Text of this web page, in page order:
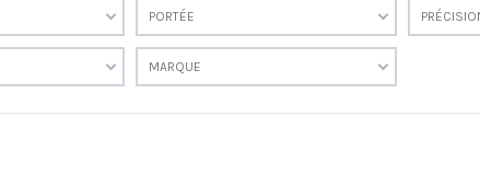
PORTÉE
MARQUE